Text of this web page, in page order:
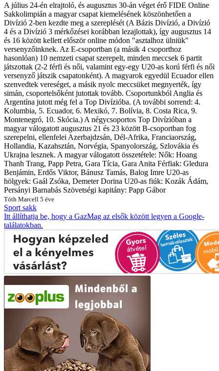
A július 24-én elrajtoló, és augusztus 30-án véget érő FIDE Online
Sakkolimpián a magyar csapat kiemelésének köszönhetően a
Divízió 2-ben kezdte meg a szereplését (A Bázis Divízió, a Divízió
4 és a Divízió 3 mérkőzései korábban lezajlottak), így augusztus 14
és 16 között kellett először online módon "asztalhoz ülniük"
versenyzőinknek. Az E-csoportban (a másik 4 csoporthoz
hasonlóan) 10 nemzeti csapat szerepelt, minden meccsek 6 partit
játszottak (2-2 férfi és női, valamint egy-egy U20-as korú férfi és női
versenyző játszik csapatonként). A magyarok egyedül Ecuador ellen
szenvedtek vereséget, a másik nyolc meccsüket megnyerték, így
simán, csoportelsőként jutottak tovább. Csoportunkból Anglia és
Argentína jutott még fel a Top Divízióba. (A további sorrend: 4.
Kolumbia, 5. Ecuador, 6. Mexikó, 7. Bolívia, 8. Costa Rica, 9.
Montenegró, 10. Skócia.) A négycsoportos Top Divízióban a
magyar válogatott augusztus 21 és 23 között B-csoportban fog
szerepelni, ellenfelei Azerbajdzsán, Dél-Afrika, Franciaország,
Hollandia, Kazahsztán, Norvégia, Spanyolország, Szlovákia és
Ukrajna lesznek. A magyar válogatott összetétele: Nők: Hoang
Thanh Trang, Papp Petra, Gara Tícia, Gara Anita Férfiak: Gledura
Benjámin, Erdős Viktor, Bánusz Tamás, Balog Imre U20-as
hölgyek: Gaál Zsóka, Demeter Dorina U20-as fiúk: Kozák Ádám,
Persányi Barnabás Szövetségi kapitány: Papp Gábor
Tóth Marcell 5 éve
Sport sakk
Itt állíthatja be, hogy a GazMag az elsők között legyen a Google-
találatokban.